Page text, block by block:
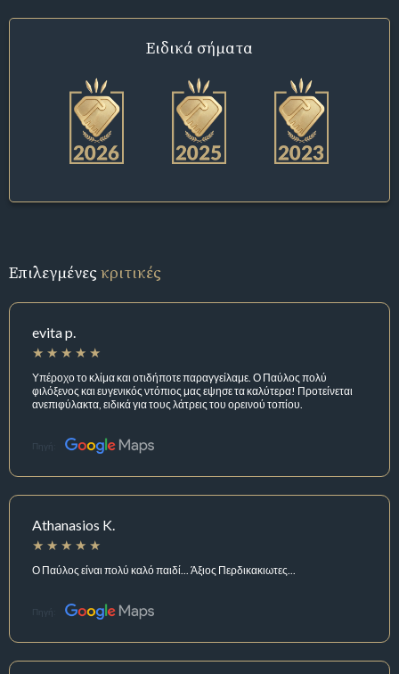
Ειδικά σήματα
Επιλεγμένεςκριτικές
evita p.
Υπέροχο το κλίμα και οτιδήποτε παραγγείλαμε. Ο Παύλος πολύ
φιλόξενος και ευγενικός ντόπιος μας εψησε τα καλύτερα! Προτείνεται
ανεπιφύλακτα, ειδικά για τους λάτρεις του ορεινού τοπίου.
Πηγή:
Athanasios K.
Ο Παύλος είναι πολύ καλό παιδί... Άξιος Περδικακιωτες...
Πηγή: